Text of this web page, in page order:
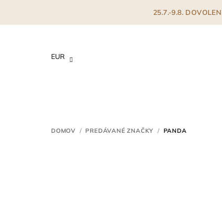
25.7.-9.8.
EUR
DOMOV / PREDÁVANÉ ZNAČKY / PANDA